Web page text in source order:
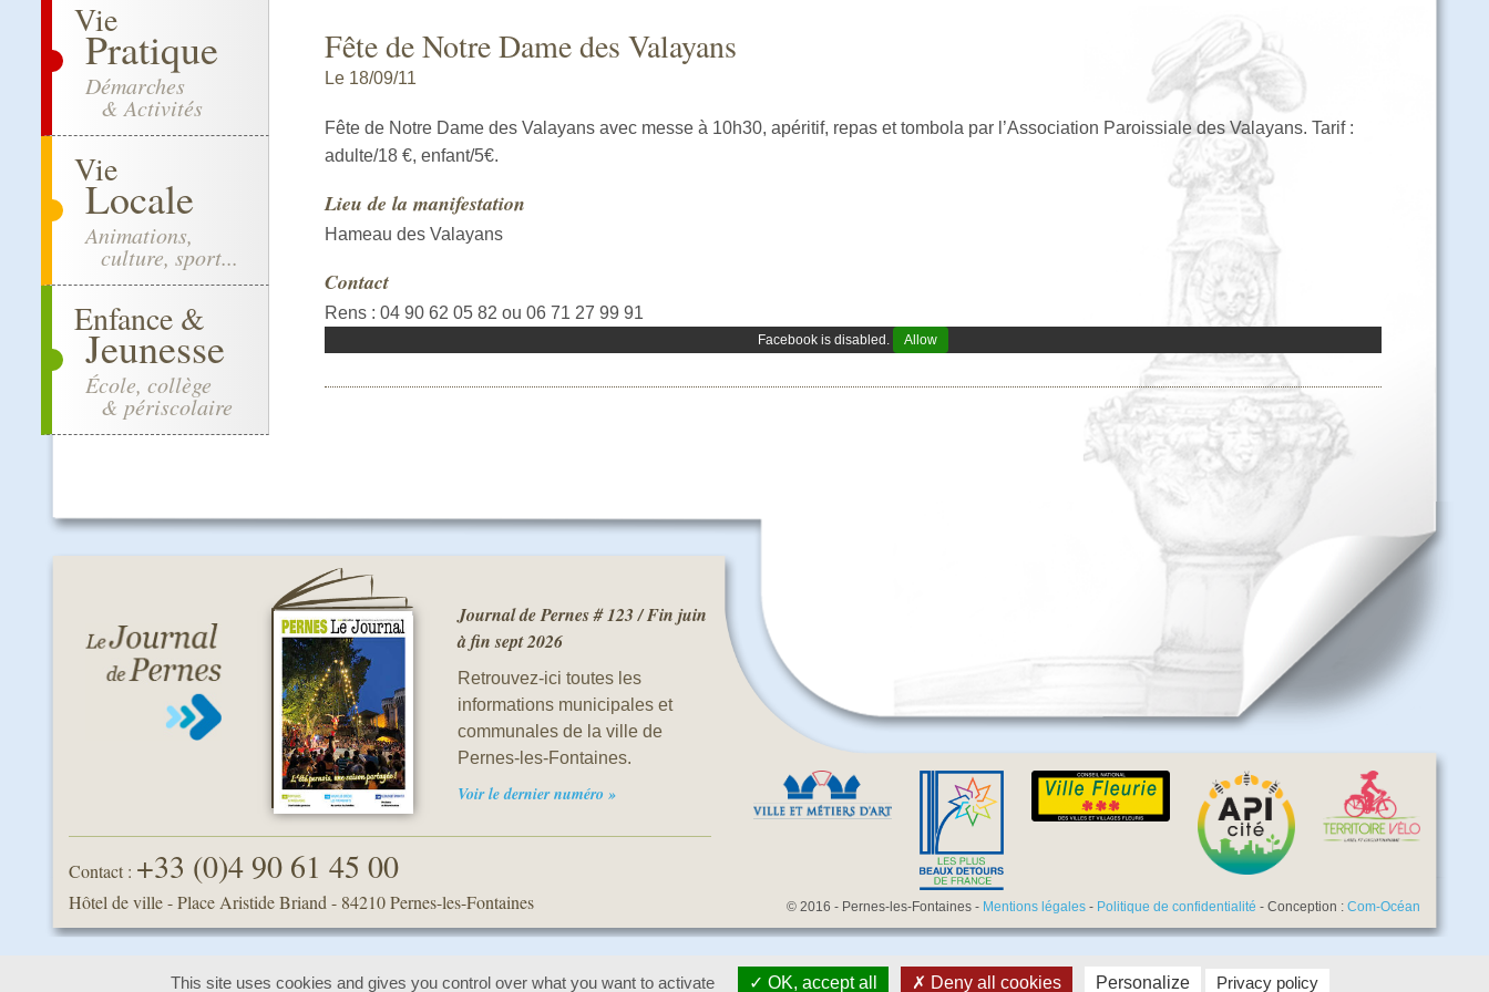
Vie
Pratique
Démarches
& Activités
Vie
Locale
Animations,
culture, sport...
Enfance &
Jeunesse
École, collège
& périscolaire
Fête de Notre Dame des Valayans
Le 18/09/11
Fête de Notre Dame des Valayans avec messe à 10h30, apéritif, repas et tombola par l’Association Paroissiale des Valayans. Tarif :
adulte/18 €, enfant/5€.
Lieu de la manifestation
Hameau des Valayans
Contact
Rens : 04 90 62 05 82 ou 06 71 27 99 91
Facebook is disabled. Allow
Journal de Pernes # 123 / Fin juin
à fin sept 2026
Retrouvez-ici toutes les
informations municipales et
communales de la ville de
Pernes-les-Fontaines.
Voir le dernier numéro »
Contact : +33 (0)4 90 61 45 00
Hôtel de ville - Place Aristide Briand - 84210 Pernes-les-Fontaines © 2016 - Pernes-les-Fontaines - Mentions légales - Politique de confidentialité - Conception : Com-Océan
This site uses cookies and gives you control over what you want to activate OK, accept all Deny all cookies Personalize Privacy policy